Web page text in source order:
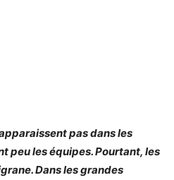
pas dans les
peu les équipes. Pourtant, les
Dans les grandes